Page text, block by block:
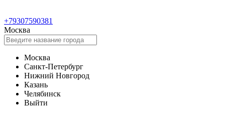
+79307590381
Москва
Москва
Санкт-Петербург
Нижний Новгород
Казань
Челябинск
Выйти